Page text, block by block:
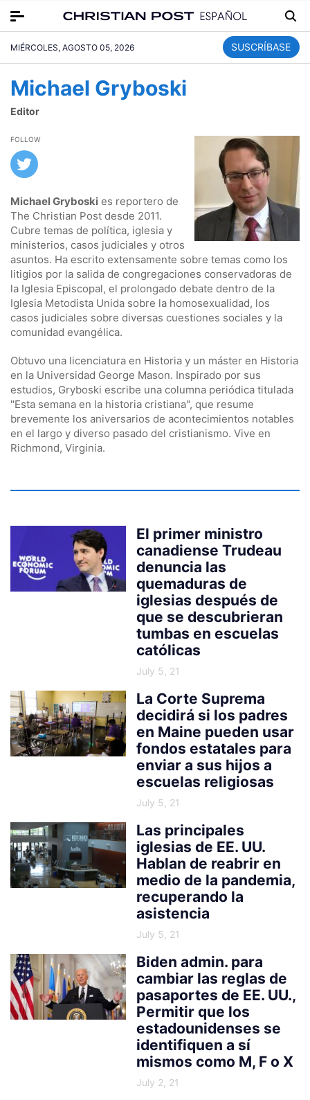
MIÉRCOLES, AGOSTO 05, 2026 SUSCRÍBASE
Michael Gryboski
Editor
FOLLOW
Michael Gryboski es reportero de
The Christian Post desde 2011.
Cubre temas de política, iglesia y
ministerios, casos judiciales y otros
asuntos. Ha escrito extensamente sobre temas como los
litigios por la salida de congregaciones conservadoras de
la Iglesia Episcopal, el prolongado debate dentro de la
Iglesia Metodista Unida sobre la homosexualidad, los
casos judiciales sobre diversas cuestiones sociales y la
comunidad evangélica.
Obtuvo una licenciatura en Historia y un máster en Historia
en la Universidad George Mason. Inspirado por sus
estudios, Gryboski escribe una columna periódica titulada
"Esta semana en la historia cristiana", que resume
brevemente los aniversarios de acontecimientos notables
en el largo y diverso pasado del cristianismo. Vive en
Richmond, Virginia.
El primer ministro
canadiense Trudeau
denuncia las
quemaduras de
iglesias después de
que se descubrieran
tumbas en escuelas
católicas
July 5, 21
La Corte Suprema
decidirá si los padres
en Maine pueden usar
fondos estatales para
enviar a sus hijos a
escuelas religiosas
July 5, 21
Las principales
iglesias de EE. UU.
Hablan de reabrir en
medio de la pandemia,
recuperando la
asistencia
July 5, 21
Biden admin. para
cambiar las reglas de
pasaportes de EE. UU.,
Permitir que los
estadounidenses se
identifiquen a sí
mismos como M, F o X
July 2, 21